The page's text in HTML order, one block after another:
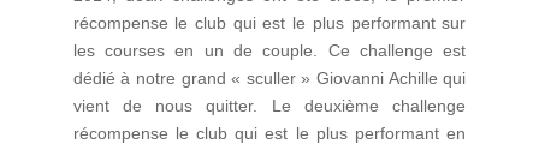
récompense le club qui est le plus performant sur
les courses en un de couple. Ce challenge est
dédié à notre grand « sculler » Giovanni Achille qui
vient de nous quitter. Le deuxième challenge
récompense le club qui est le plus performant en